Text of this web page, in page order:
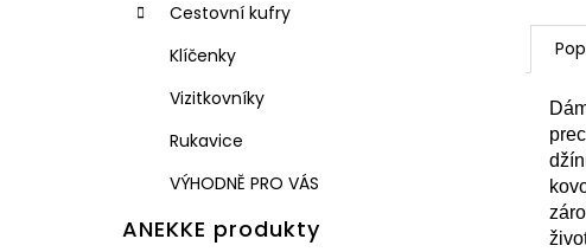
Cestovní kufry
Klíčenky
Vizitkovníky
Rukavice
VÝHODNĚ PRO VÁS
ANEKKE produkty